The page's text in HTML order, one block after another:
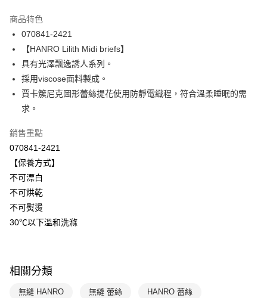
合作金庫商業銀行
華南商業銀行
上海商業儲蓄銀行
國泰世華商業銀行
臺灣中小企業銀行
匯豐（台灣）商業銀行
華泰商業銀行
聯邦商業銀行
遠東國際商業銀行
元大商業銀行
台新國際商業銀行
台灣樂天信用卡公司
Apple Pay
悠遊付
全盈+PAY
運送方式
付款後全家取貨-以PackAge+配客嘉循環箱包裝寄出
每筆NT$90，滿NT$1,000(含以上)免運費
付款後萊爾富取貨
每筆NT$90，滿NT$1,000(含以上)免運費
商品特色
070841-2421
【HANRO Lilith Midi briefs】
具有光澤飄逸誘人系列。
採用viscose面料製成。
賈卡簇尼克圖形蕾絲提花使用防靜電織程，符合溫柔睡眠的需
求。
銷售重點
070841-2421
【保養方式】
不可漂白
不可烘乾
不可熨燙
30℃以下溫和洗滌
相關分類
無縫 HANRO 無縫 蕾絲 HANRO 蕾絲